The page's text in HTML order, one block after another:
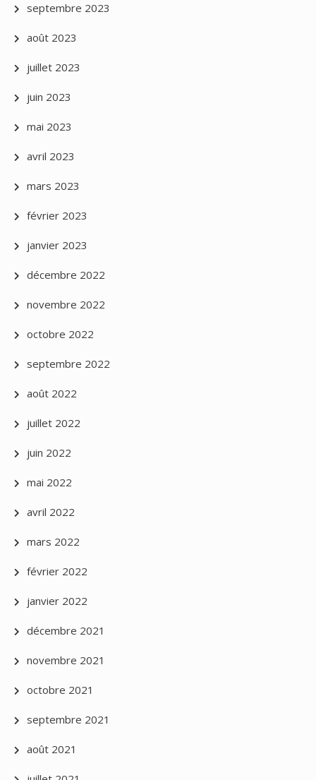
septembre 2023
août 2023
juillet 2023
juin 2023
mai 2023
avril 2023
mars 2023
février 2023
janvier 2023
décembre 2022
novembre 2022
octobre 2022
septembre 2022
août 2022
juillet 2022
juin 2022
mai 2022
avril 2022
mars 2022
février 2022
janvier 2022
décembre 2021
novembre 2021
octobre 2021
septembre 2021
août 2021